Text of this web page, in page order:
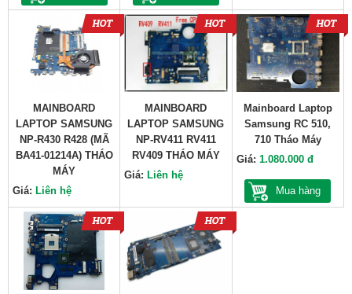
MAINBOARD
LAPTOP SAMSUNG
NP-R430 R428 (MÃ
BA41-01214A) THÁO
MÁY
Giá: Liên hệ
MAINBOARD
LAPTOP SAMSUNG
NP-RV411 RV411
RV409 THÁO MÁY
Giá: Liên hệ
Mainboard Laptop
Samsung RC 510,
710 Tháo Máy
Giá: 1.080.000 đ
Mua hàng